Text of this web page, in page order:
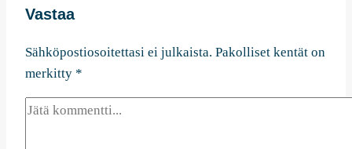
Vastaa
Sähköpostiosoitettasi ei julkaista. Pakolliset kentät on
merkitty *